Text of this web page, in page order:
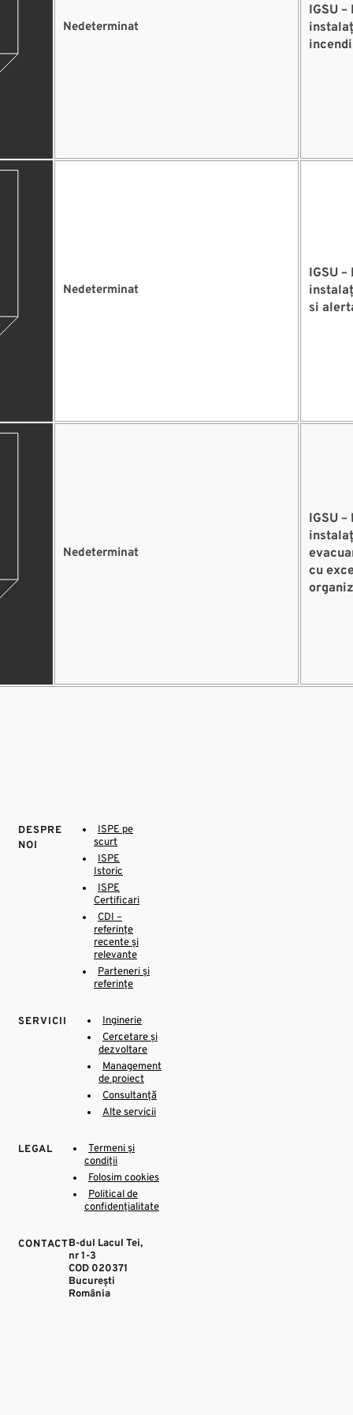
Nedeterminat
IGSU
Nedeterminat
IGSU
si
Nedeterminat
IGSU
cu
DESPRE
NOI
ISPE pe
scurt
ISPE
Istoric
ISPE
Certificari
CDI –
referințe
recente și
relevante
Parteneri și
referințe
SERVICII
Inginerie
Cercetare și
dezvoltare
Management
de proiect
Consultanță
Alte servicii
LEGAL
Termeni și
condiții
Folosim cookies
Political de
confidențialitate
CONTACTB-dul Lacul Tei,
nr 1-3
COD 020371
București
România